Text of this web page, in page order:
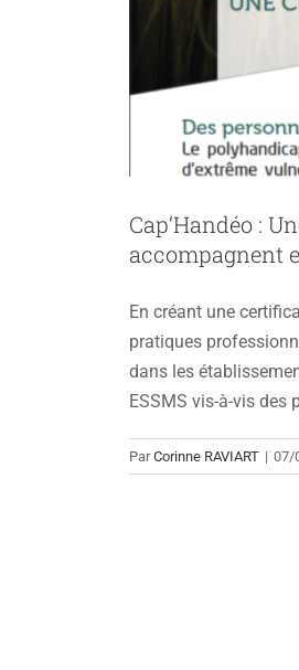
Cap’Handéo :
accompagnent
En créant une
pratiques
dans les
ESSMS vis-à-vis des
ParCorinne RAVIART | 07/